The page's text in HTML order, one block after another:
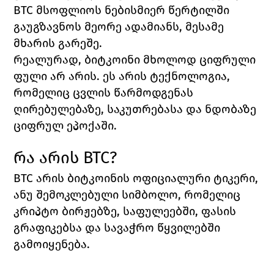
BTC მსოფლიოს ნებისმიერ წერტილში
გაუგზავნოს მეორე ადამიანს, მესამე
მხარის გარეშე.
რეალურად, ბიტკოინი მხოლოდ ციფრული
ფული არ არის. ეს არის ტექნოლოგია,
რომელიც ცვლის წარმოდგენას
ღირებულებაზე, საკუთრებასა და ნდობაზე
ციფრულ ეპოქაში.
რა არის BTC?
BTC არის ბიტკოინის ოფიციალური ტიკერი,
ანუ შემოკლებული სიმბოლო, რომელიც
კრიპტო ბირჟებზე, საფულეებში, ფასის
გრაფიკებსა და სავაჭრო წყვილებში
გამოიყენება.